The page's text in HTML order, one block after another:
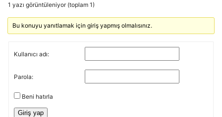
1 yazı görüntüleniyor (toplam 1)
Bu konuyu yanıtlamak için giriş yapmış olmalısınız.
Kullanıcı adı:
Parola:
Beni hatırla
Giriş yap